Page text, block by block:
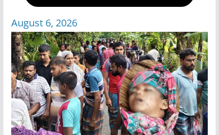
August 6, 2026